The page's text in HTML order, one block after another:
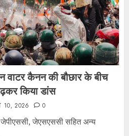
वाटर कैनन की बौछार के बीच
किया डांस
10, 2026 0
जेएसएससी सहित अन्य